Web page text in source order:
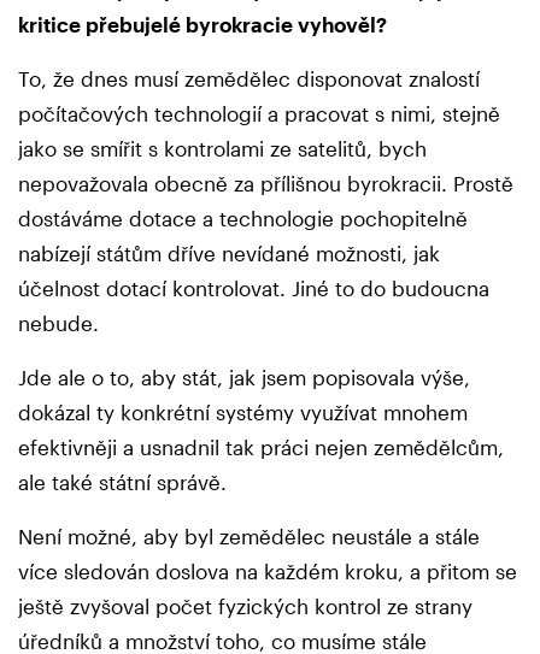
kritice přebujelé byrokracie vyhověl?
To, že dnes musí zemědělec disponovat znalostí
počítačových technologií a pracovat s nimi, stejně
jako se smířit s kontrolami ze satelitů, bych
nepovažovala obecně za přílišnou byrokracii. Prostě
dostáváme dotace a technologie pochopitelně
nabízejí státům dříve nevídané možnosti, jak
účelnost dotací kontrolovat. Jiné to do budoucna
nebude.
Jde ale o to, aby stát, jak jsem popisovala výše,
dokázal ty konkrétní systémy využívat mnohem
efektivněji a usnadnil tak práci nejen zemědělcům,
ale také státní správě.
Není možné, aby byl zemědělec neustále a stále
více sledován doslova na každém kroku, a přitom se
ještě zvyšoval počet fyzických kontrol ze strany
úředníků a množství toho, co musíme stále